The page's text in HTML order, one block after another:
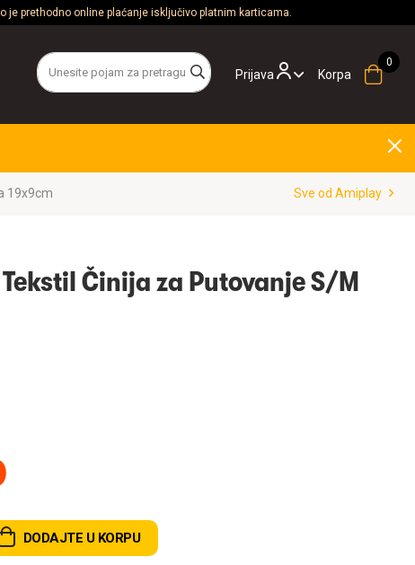
je prethodno online plaćanje isključivo platnim karticama.
Prijava Korpa
Putovanje S/M Siva 19x9cm Sve od Amiplay
Činija za Putovanje S/M
DODAJTE U KORPU